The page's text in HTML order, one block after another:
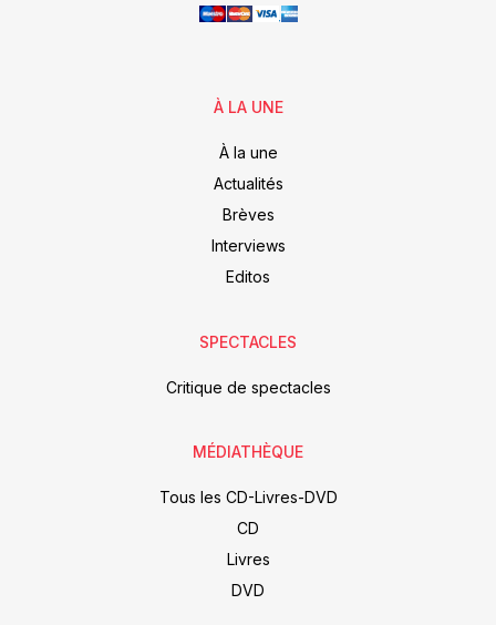
À LA UNE
À la une
Actualités
Brèves
Interviews
Editos
SPECTACLES
Critique de spectacles
MÉDIATHÈQUE
Tous les CD-Livres-DVD
CD
Livres
DVD